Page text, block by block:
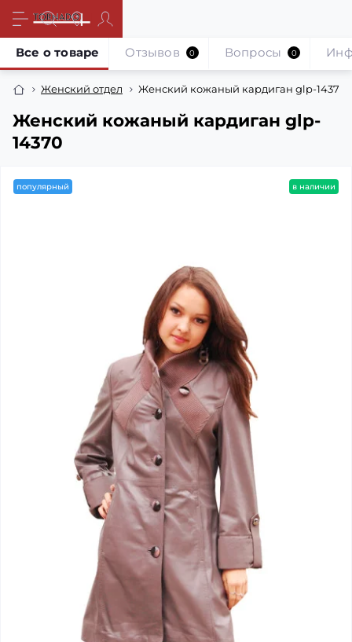
Женский отдел Женский кожаный кардиган glp-14370
Женский кожаный кардиган glp-
14370
Все о товаре Отзывов 0 Вопросы 0
популярный в наличии